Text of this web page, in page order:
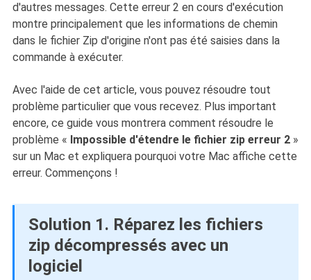
d'autres messages. Cette erreur 2 en cours d'exécution
montre principalement que les informations de chemin
dans le fichier Zip d'origine n'ont pas été saisies dans la
commande à exécuter.
Avec l'aide de cet article, vous pouvez résoudre tout
problème particulier que vous recevez. Plus important
encore, ce guide vous montrera comment résoudre le
problème « Impossible d'étendre le fichier zip erreur 2»
sur un Mac et expliquera pourquoi votre Mac affiche cette
erreur. Commençons !
Solution 1. Réparez les fichiers
zip décompressés avec un
logiciel